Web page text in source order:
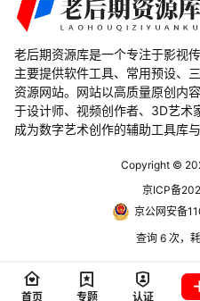
老后期资源库是一个专注于影视
主要提供软件工具、常用预设、
资源网站。网站以高质量原创内
于设计师、视频创作者、3D艺术
成为数字艺术创作的辅助工具库与
Copyright ©
京ICP备
京公网安备
查询 6 次，
首页 专题 认证